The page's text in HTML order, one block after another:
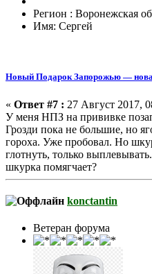
Регион : Воронежская
Имя: Сергей
Новый Подарок Запорожью —
« Ответ #7 : 27 Август 2017,
У меня НПЗ на прививке
Грозди пока не большие, но
гороха. Уже пробовал. Но
глотнуть, только
шкурка помягчает?
konctantin
Ветеран форума